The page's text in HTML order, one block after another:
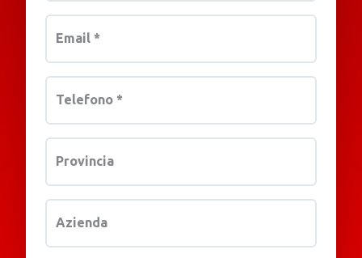
Email *
Telefono *
Provincia
Azienda